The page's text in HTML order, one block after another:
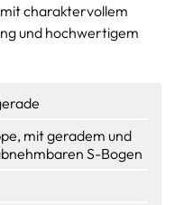
charaktervollem
und hochwertigem
mit geradem und
S-Bogen